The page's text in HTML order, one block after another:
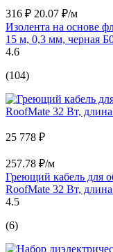
316 ₽ 20.07 ₽/м
Изолента на основе
15 м, 0,3 мм, черная
4.6
(104)
25 778 ₽
257.78 ₽/м
Греющий кабель для
RoofMate 32 Вт,
4.5
(6)